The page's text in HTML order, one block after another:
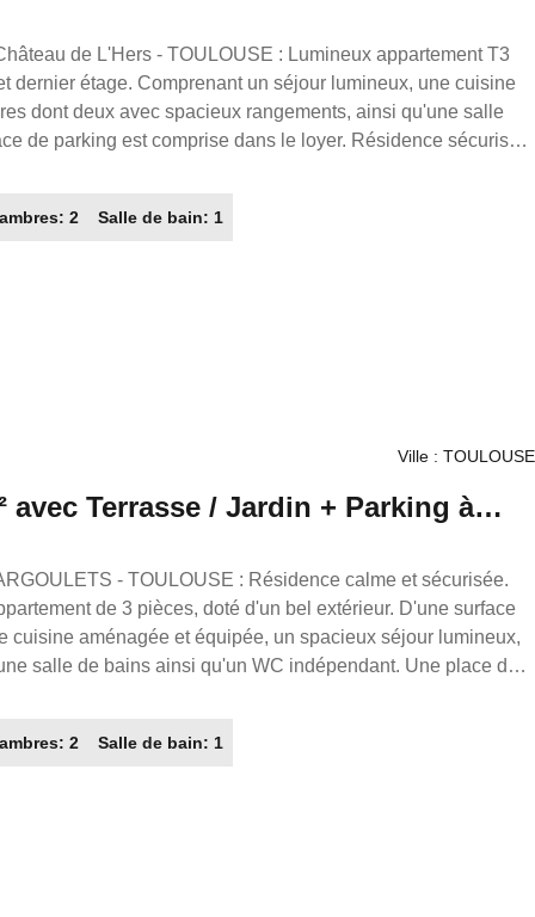
dernier étage. Comprenant un séjour lumineux, une cuisine
dont deux avec spacieux rangements, ainsi qu'une salle
de parking est comprise dans le loyer. Résidence sécurisée
Transaction/ Location/ Gestion
2 Salle de bain: 1
Ville : TOULOUSE
avec Terrasse / Jardin + Parking à
3 pièces, doté d'un bel extérieur. D'une surface
cuisine aménagée et équipée, un spacieux séjour lumineux,
salle de bains ainsi qu'un WC indépendant. Une place de
PROPRIO
partout en France. Transaction/ Location/ Gestion
2 Salle de bain: 1